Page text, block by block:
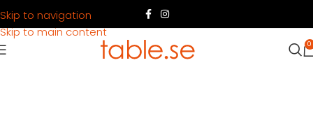
Skip to navigation
Skip to main content
0